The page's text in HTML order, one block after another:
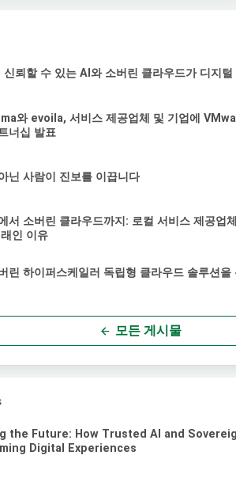
신뢰할 수 있는 AI와 소버린 클라우드가 디지
와 evoila, 서비스 제공업체 및 기업에
너십 발표
닌 사람이 진보를 이끕니다
서 소버린 클라우드까지: 로컬 서비스 제공업
인 이유
린 하이퍼스케일러 독립형 클라우드 솔루션
모든 게시물
the Future: How Trusted AI and
Digital Experiences